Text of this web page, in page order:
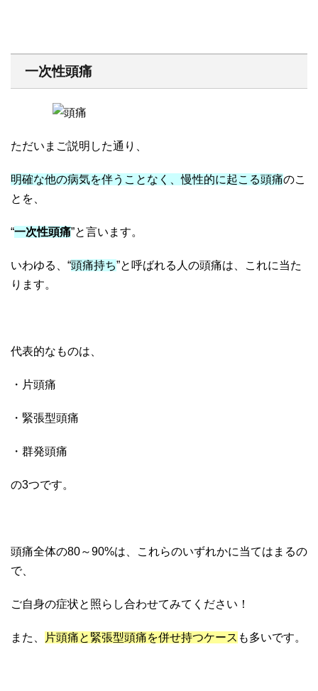
一次性頭痛
ただいまご説明した通り、
明確な他の病気を伴うことなく、慢性的に起こる頭痛のこ
とを、
“一次性頭痛”と言います。
いわゆる、“頭痛持ち”と呼ばれる人の頭痛は、これに当た
ります。
代表的なものは、
・片頭痛
・緊張型頭痛
・群発頭痛
の3つです。
頭痛全体の80～90%は、これらのいずれかに当てはまるの
で、
ご自身の症状と照らし合わせてみてください！
また、 片頭痛と緊張型頭痛を併せ持つケース も多いです。